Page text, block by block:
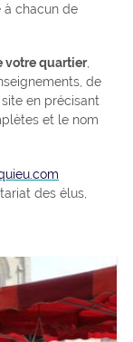
chacun de
votre quartier,
de
en précisant
et le nom
des élus,